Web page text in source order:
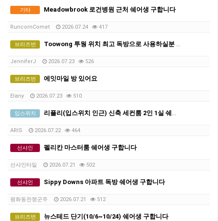
기타 Meadowbrook 로건병원 근처 쉐어생 구합니다
RuncornComet 2026.07.24 417
브리즈번 Toowong 투웡 위치 최고 독방으로 사용하실분 여성 1인 또는 2인 (즉시)
JenniferJ 2026.07.23 526
브리즈번 에잇마일 방 있어요
Elany 2026.07.23 510
입스위치 리플리(입스위치 인근) 신축 세컨룸 2인 1실 쉐어생 구인합니다!
ARIS 2026.07.22 464
선샤인 펠리칸 마스터룸 쉐어생 구합니다
선샤인타일 2026.07.21 502
선샤인 Sippy Downs 아파트 독방 쉐어생 구합니다
평화동전쟁군주 2026.07.21 512
브리즈번 뉴스테드 단기(10/6~10/24) 쉐어생 구합니다